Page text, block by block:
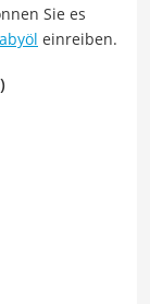
Sie es
einreiben.